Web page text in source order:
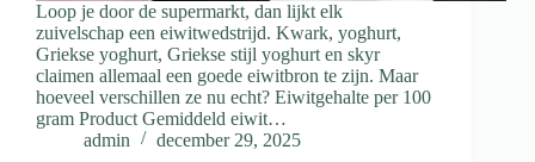
Loop je door de supermarkt, dan lijkt elk
zuivelschap een eiwitwedstrijd. Kwark, yoghurt,
Griekse yoghurt, Griekse stijl yoghurt en skyr
claimen allemaal een goede eiwitbron te zijn. Maar
hoeveel verschillen ze nu echt? Eiwitgehalte per 100
gram Product Gemiddeld eiwit…
admin
december 29, 2025